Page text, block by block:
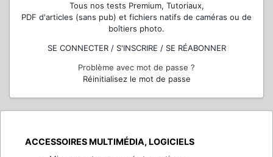
Tous nos tests Premium, Tutoriaux,
PDF d'articles (sans pub) et fichiers natifs de caméras ou de
boîtiers photo.
SE CONNECTER / S'INSCRIRE / SE RÉABONNER
Problème avec mot de passe ?
Réinitialisez le mot de passe
ACCESSOIRES MULTIMÉDIA, LOGICIELS